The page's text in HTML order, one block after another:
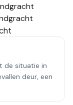
de situatie in
deur, een